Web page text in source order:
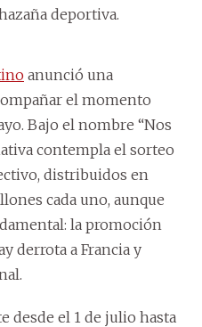
deportiva.
anunció una
el momento
Bajo el nombre “Nos
contempla el sorteo
distribuidos en
cada uno, aunque
la promoción
derrota a Francia y
desde el 1 de julio hasta